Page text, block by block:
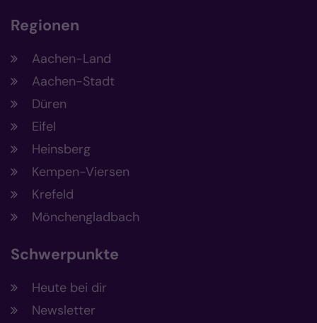
Regionen
Aachen-Land
Aachen-Stadt
Düren
Eifel
Heinsberg
Kempen-Viersen
Krefeld
Mönchengladbach
Schwerpunkte
Heute bei dir
Newsletter